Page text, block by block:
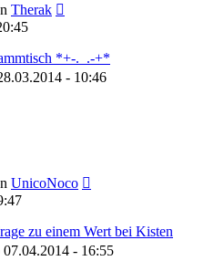
Therak
*+-._.-+*
- 10:46
UnicoNoco
zu einem Wert bei Kisten
- 16:55